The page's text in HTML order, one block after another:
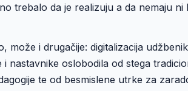
trebalo da je realizuju a da nemaju
može i drugačije: digitalizacija
i nastavnike oslobodila od stega
te od besmislene utrke za